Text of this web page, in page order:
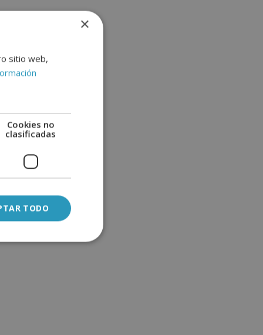
×
sitio web,
Cookies no
clasificadas
TODO